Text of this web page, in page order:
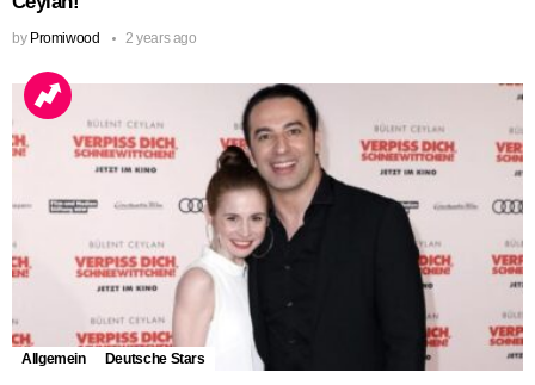
by Promiwood 2 years ago
Allgemein Deutsche Stars